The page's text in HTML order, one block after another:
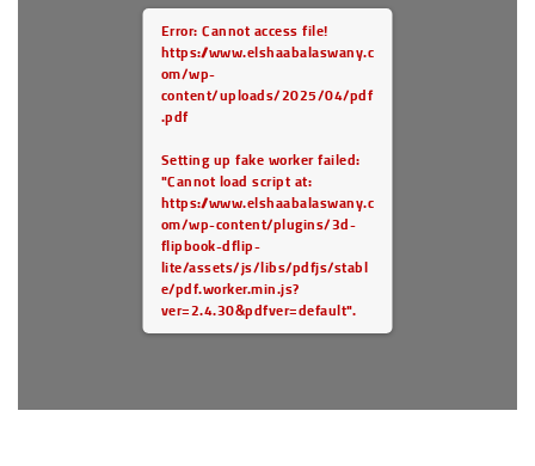
Error: Cannot access file!
https://www.elshaabalaswany.c
om/wp-
content/uploads/2025/04/pdf
.pdf
Setting up fake worker failed:
"Cannot load script at:
https://www.elshaabalaswany.c
om/wp-content/plugins/3d-
flipbook-dflip-
lite/assets/js/libs/pdfjs/stabl
e/pdf.worker.min.js?
ver=2.4.30&pdfver=default".